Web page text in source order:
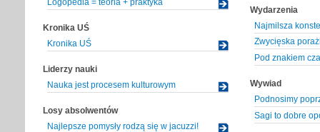
Logopedia = teoria + praktyka
Kronika UŚ
Kronika UŚ
Liderzy nauki
Nauka jest procesem kulturowym
Losy absolwentów
Najlepsze pomysły rodzą się w jacuzzi!
Wydarzenia
Najmilsza
Zwycięska
Pod znakiem
Wywiad
Podnosimy
Sagi to dobre